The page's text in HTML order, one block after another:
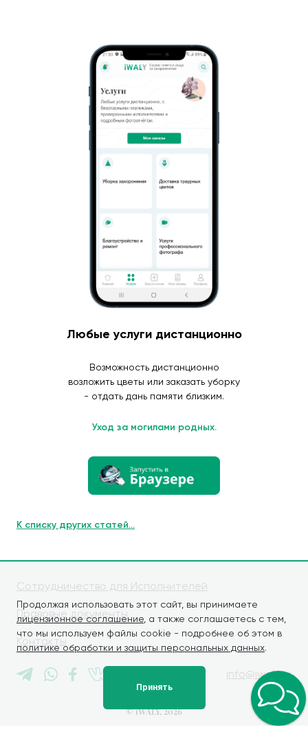
Продолжая использовать этот сайт, вы принимаете
лицензионное соглашение , а также соглашаетесь с тем,
что мы используем файлы cookie - подробнее об этом в
политике обработки и защиты персональных данных.
Принять
Любые услуги дистанционно
Возможность дистанционно
возложить цветы или заказать уборку
- отдать дань памяти близким.
Уход за могилами родных.
К списку других статей...
Сотрудничество для Исполнителей
Правовые документы
Контакты
info@iwaly.ru
© iWALY, 2026